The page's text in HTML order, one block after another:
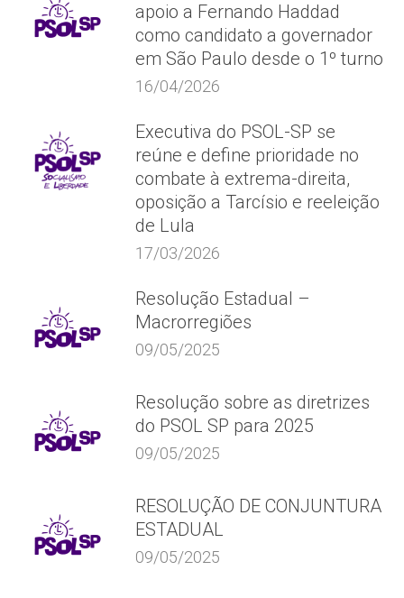
apoio a Fernando Haddad
como candidato a governador
em São Paulo desde o 1º turno
16/04/2026
Executiva do PSOL-SP se
reúne e define prioridade no
combate à extrema-direita,
oposição a Tarcísio e reeleição
de Lula
17/03/2026
Resolução Estadual –
Macrorregiões
09/05/2025
Resolução sobre as diretrizes
do PSOL SP para 2025
09/05/2025
RESOLUÇÃO DE CONJUNTURA
ESTADUAL
09/05/2025